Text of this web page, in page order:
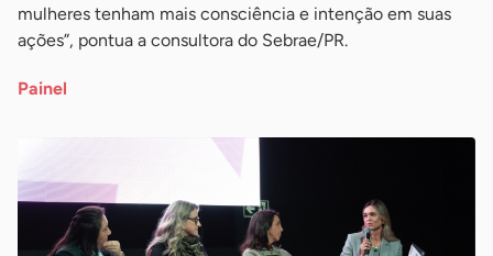
mulheres tenham mais consciência e intenção em suas
ações”, pontua a consultora do Sebrae/PR.
Painel